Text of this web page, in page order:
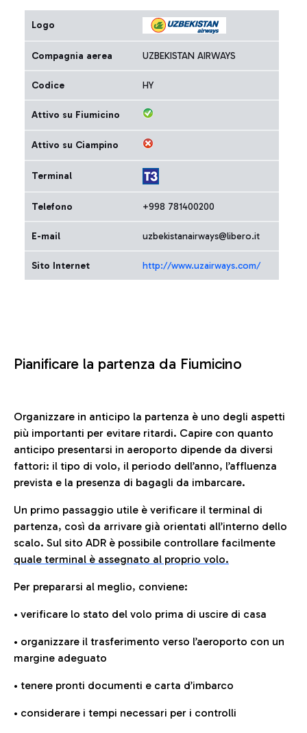
Logo
Compagnia aerea UZBEKISTAN AIRWAYS
Codice HY
Attivo su Fiumicino
Attivo su Ciampino
Terminal
Telefono +998 781400200
E-mail uzbekistanairways@libero.it
Sito Internet http://www.uzairways.com/
Pianificare la partenza da Fiumicino
Organizzare in anticipo la partenza è uno degli aspetti
più importanti per evitare ritardi. Capire con quanto
anticipo presentarsi in aeroporto dipende da diversi
fattori: il tipo di volo, il periodo dell’anno, l’affluenza
prevista e la presenza di bagagli da imbarcare.
Un primo passaggio utile è verificare il terminal di
partenza, così da arrivare già orientati all’interno dello
scalo. Sul sito ADR è possibile controllare facilmente
quale terminal è assegnato al proprio volo.
Per prepararsi al meglio, conviene:
• verificare lo stato del volo prima di uscire di casa
• organizzare il trasferimento verso l’aeroporto con un
margine adeguato
• tenere pronti documenti e carta d’imbarco
• considerare i tempi necessari per i controlli